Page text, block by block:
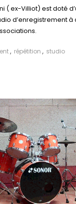
( ex-Villiot) est doté
d’enregistrement
, répétition , studio